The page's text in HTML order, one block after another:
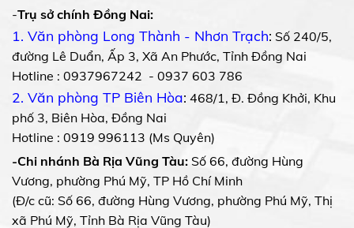
-Trụ sở chính Đồng Nai:
1. Văn phòng Long Thành - Nhơn Trạch: Số 240/5,
đường Lê Duẩn, Ấp 3, Xã An Phước, Tỉnh Đồng Nai
Hotline : 0937967242 - 0937 603 786
2. Văn phòng TP Biên Hòa: 468/1, Đ. Đồng Khởi, Khu
phố 3, Biên Hòa, Đồng Nai
Hotline : 0919 996113 (Ms Quyên)
-Chi nhánh Bà Rịa Vũng Tàu: Số 66, đường Hùng
Vương, phường Phú Mỹ, TP Hồ Chí Minh
(Đ/c cũ: Số 66, đường Hùng Vương, phường Phú Mỹ, Thị
xã Phú Mỹ, Tỉnh Bà Rịa Vũng Tàu)